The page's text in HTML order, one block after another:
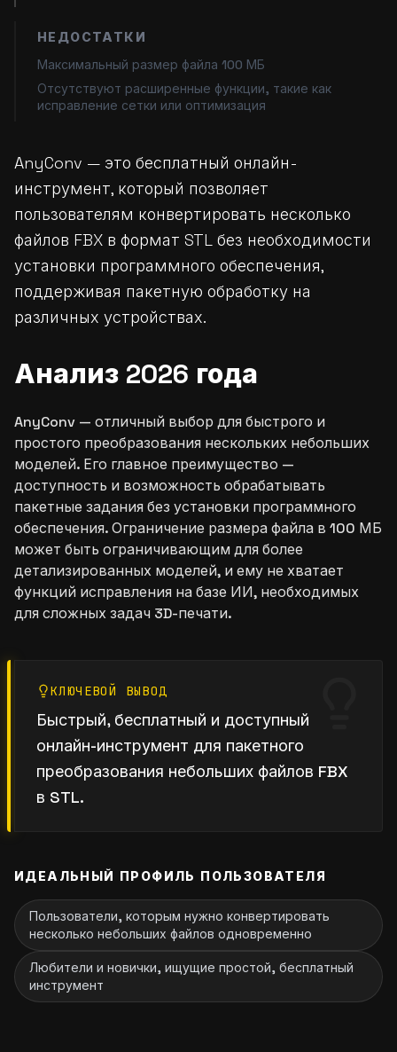
НЕДОСТАТКИ
Максимальный размер файла 100 МБ
Отсутствуют расширенные функции, такие как
исправление сетки или оптимизация
AnyConv — это бесплатный онлайн-
инструмент, который позволяет
пользователям конвертировать несколько
файлов FBX в формат STL без необходимости
установки программного обеспечения,
поддерживая пакетную обработку на
различных устройствах.
Анализ 2026 года
AnyConv — отличный выбор для быстрого и
простого преобразования нескольких небольших
моделей. Его главное преимущество —
доступность и возможность обрабатывать
пакетные задания без установки программного
обеспечения. Ограничение размера файла в 100 МБ
может быть ограничивающим для более
детализированных моделей, и ему не хватает
функций исправления на базе ИИ, необходимых
для сложных задач 3D-печати.
КЛЮЧЕВОЙ ВЫВОД
Быстрый, бесплатный и доступный
онлайн-инструмент для пакетного
преобразования небольших файлов FBX
в STL.
ИДЕАЛЬНЫЙ ПРОФИЛЬ ПОЛЬЗОВАТЕЛЯ
Пользователи, которым нужно конвертировать
несколько небольших файлов одновременно
Любители и новички, ищущие простой, бесплатный
инструмент